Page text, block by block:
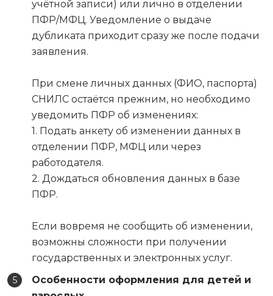
учётной записи) или лично в отделении
ПФР/МФЦ. Уведомление о выдаче
дубликата приходит сразу же после подачи
заявления.
При смене личных данных (ФИО, паспорта)
СНИЛС остаётся прежним, но необходимо
уведомить ПФР об изменениях:
1. Подать анкету об изменении данных в
отделении ПФР, МФЦ или через
работодателя.
2. Дождаться обновления данных в базе
ПФР.
Если вовремя не сообщить об изменении,
возможны сложности при получении
государственных и электронных услуг.
Особенности оформления для детей и